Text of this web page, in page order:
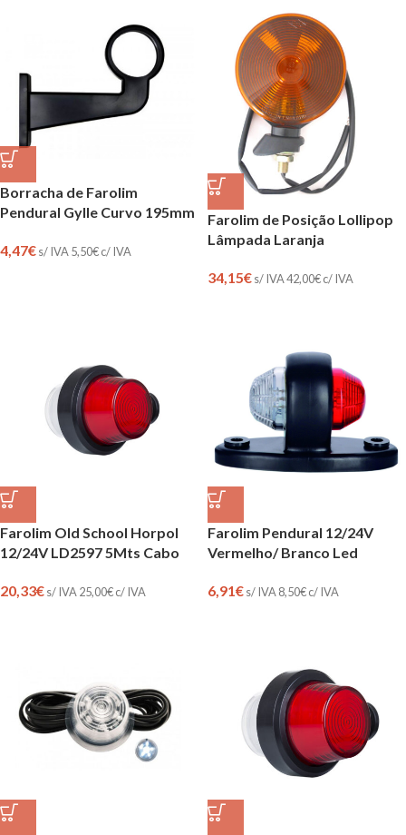
Borracha de Farolim
Pendural Gylle Curvo 195mm
4,47€s/ IVA 5,50€c/ IVA
Farolim de Posição Lollipop
Lâmpada Laranja
34,15€s/ IVA42,00€c/ IVA
Farolim Old School Horpol
12/24V LD2597 5Mts Cabo
20,33€s/ IVA 25,00€c/ IVA
Farolim Pendural 12/24V
Vermelho/ Branco Led
6,91€s/ IVA 8,50€c/ IVA